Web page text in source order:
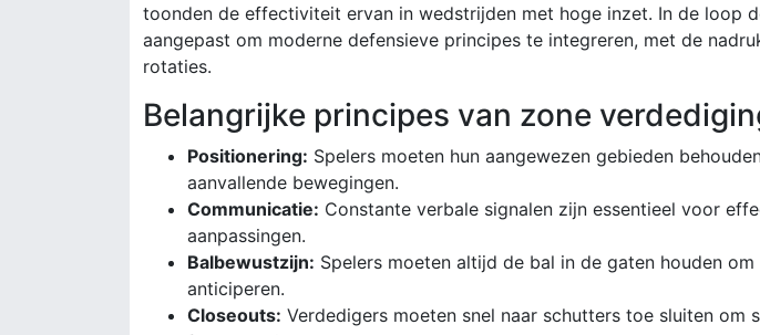
toonden de effectiviteit ervan in wedstrijden met hoge inzet. In de loop
aangepast om moderne defensieve principes te integreren, met de
rotaties.
Belangrijke principes van zone
Positionering: Spelers moeten hun aangewezen gebieden
aanvallende bewegingen.
Communicatie: Constante verbale signalen zijn essentieel voor
aanpassingen.
Balbewustzijn: Spelers moeten altijd de bal in de gaten houden
anticiperen.
Closeouts: Verdedigers moeten snel naar schutters toe sluiten om